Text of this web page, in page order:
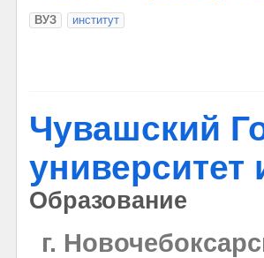
ВУЗ институт
Чувашский
Образование
г.